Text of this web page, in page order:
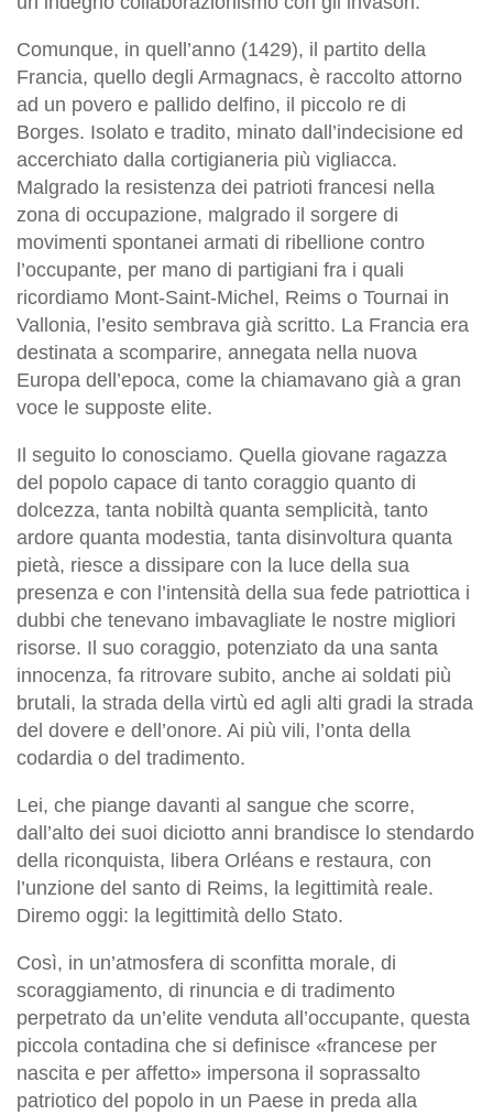
Comunque, in quell’anno (1429), il partito della
Francia, quello degli Armagnacs, è raccolto attorno
ad un povero e pallido delfino, il piccolo re di
Borges. Isolato e tradito, minato dall’indecisione ed
accerchiato dalla cortigianeria più vigliacca.
Malgrado la resistenza dei patrioti francesi nella
zona di occupazione, malgrado il sorgere di
movimenti spontanei armati di ribellione contro
l’occupante, per mano di partigiani fra i quali
ricordiamo Mont-Saint-Michel, Reims o Tournai in
Vallonia, l’esito sembrava già scritto. La Francia era
destinata a scomparire, annegata nella nuova
Europa dell’epoca, come la chiamavano già a gran
voce le supposte elite.
Il seguito lo conosciamo. Quella giovane ragazza
del popolo capace di tanto coraggio quanto di
dolcezza, tanta nobiltà quanta semplicità, tanto
ardore quanta modestia, tanta disinvoltura quanta
pietà, riesce a dissipare con la luce della sua
presenza e con l’intensità della sua fede patriottica i
dubbi che tenevano imbavagliate le nostre migliori
risorse. Il suo coraggio, potenziato da una santa
innocenza, fa ritrovare subito, anche ai soldati più
brutali, la strada della virtù ed agli alti gradi la strada
del dovere e dell’onore. Ai più vili, l’onta della
codardia o del tradimento.
Lei, che piange davanti al sangue che scorre,
dall’alto dei suoi diciotto anni brandisce lo stendardo
della riconquista, libera Orléans e restaura, con
l’unzione del santo di Reims, la legittimità reale.
Diremo oggi: la legittimità dello Stato.
Così, in un’atmosfera di sconfitta morale, di
scoraggiamento, di rinuncia e di tradimento
perpetrato da un’elite venduta all’occupante, questa
piccola contadina che si definisce «francese per
nascita e per affetto» impersona il soprassalto
patriotico del popolo in un Paese in preda alla